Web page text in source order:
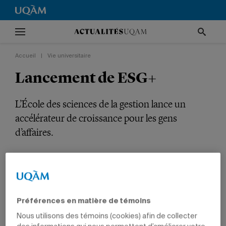
Accueil Vie universitaire
Lancement de ESG+
L’École des sciences de la gestion lance un
accélérateur de croissance pour les gens
d’affaires.
Préférences en matière de témoins
Nous utilisons des témoins (cookies) afin de collecter